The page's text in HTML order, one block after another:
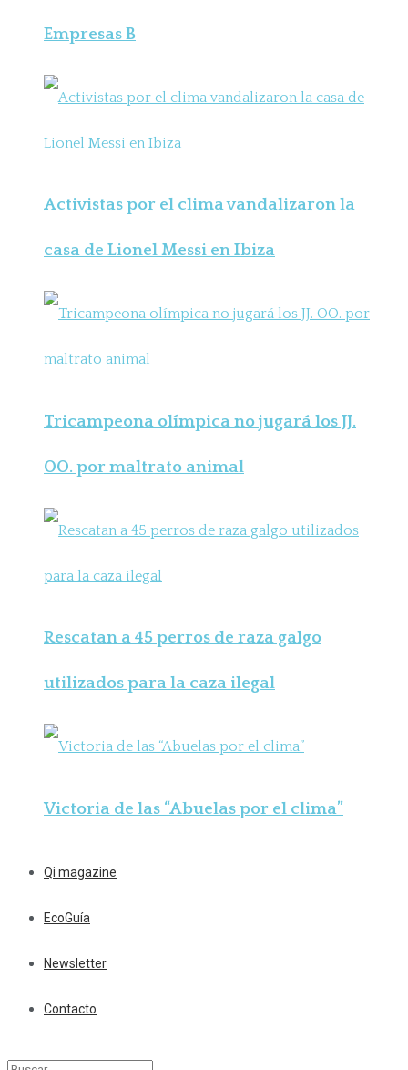
Empresas B
Activistas por el clima vandalizaron la
casa de Lionel Messi en Ibiza
Tricampeona olímpica no jugará los JJ.
OO. por maltrato animal
Rescatan a 45 perros de raza galgo
utilizados para la caza ilegal
Victoria de las “Abuelas por el clima”
Qi magazine
EcoGuía
Newsletter
Contacto